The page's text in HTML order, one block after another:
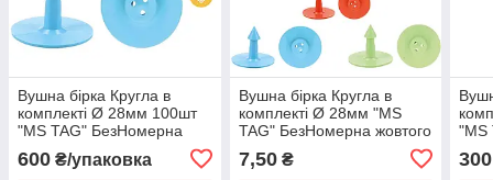
Вушна бірка Кругла в
комплекті Ø 28мм 100шт
"МS TAG" БезНомерна
600 ₴/упаковка
Вушна бірка Кругла в
комплекті Ø 28мм "МS
TAG" БезНомерна жовтого
7,50₴
"МS
300